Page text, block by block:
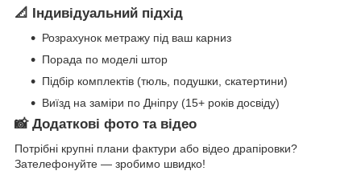
📐 Індивідуальний підхід
Розрахунок метражу під ваш карниз
Порада по моделі штор
Підбір комплектів (тюль, подушки, скатертини)
Виїзд на заміри по Дніпру (15+ років досвіду)
📸 Додаткові фото та відео
Потрібні крупні плани фактури або відео драпіровки?
Зателефонуйте — зробимо швидко!